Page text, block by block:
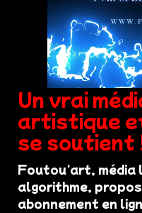
Un vrai
artistique
se soutient
Foutou'art, média
algorithme,
abonnement en